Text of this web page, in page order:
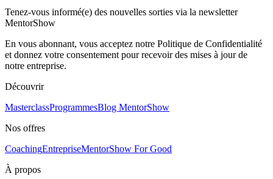
Tenez-vous informé(e) des nouvelles sorties via la newsletter
MentorShow
En vous abonnant, vous acceptez notre Politique de Confidentialité
et donnez votre consentement pour recevoir des mises à jour de
notre entreprise.
Découvrir
MasterclassProgrammesBlog MentorShow
Nos offres
CoachingEntrepriseMentorShow For Good
À propos